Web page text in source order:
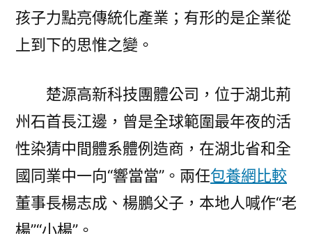
孩子力點亮傳統化產業；有形的是企業從
上到下的思惟之變。
楚源高新科技團體公司，位于湖北荊
州石首長江邊，曾是全球範圍最年夜的活
性染猜中間體系體例造商，在湖北省和全
國同業中一向“響當當”。兩任包養網比較
董事長楊志成、楊鵬父子，本地人喊作“老
楊”“小楊”。